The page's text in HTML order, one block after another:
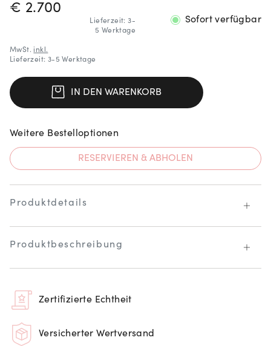
Sofort verfügbar
PREISINFORMATIONEN
€ 2.700
Lieferzeit: 3-
5 Werktage
MwSt. inkl.
Lieferzeit: 3-5 Werktage
IN DEN WARENKORB
Weitere Bestelloptionen
RESERVIEREN & ABHOLEN
Produktdetails
Produktbeschreibung
Zertifizierte Echtheit
Versicherter Wertversand